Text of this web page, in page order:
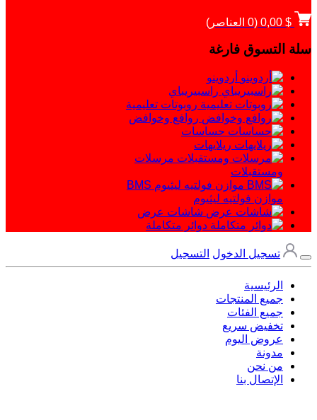
$ 0,00
(
0 العناصر)
سلة التسوق فارغة
أردوينو
راسبيريباي
روبوتات تعليمية
روافع وخوافض
حساسات
ريلايهات
مرسلات
ومستقبلات
BMS
موازن فولتيه ليثيوم
شاشات عرض
دوائر متكاملة
تسجيل الدخول التسجيل
الرئيسية
جميع المنتجات
جميع الفئات
تخفيض سريع
عروض اليوم
مدونة
من نحن
الإتصال بنا